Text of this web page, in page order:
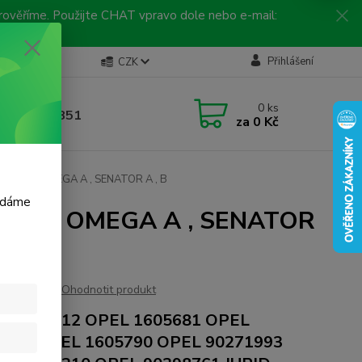
Použijte CHAT vpravo dole nebo e-mail:
Kontakty CZK Přihlášení
linka
792 217 851
9-16 hod.)
0 ks
za 0 Kč
A , OMEGA A , SENATOR A , B
A , OMEGA A , SENATOR
Ohodnotit produkt
1605612 OPEL 1605681 OPEL
OPEL 1605790 OPEL 90271993